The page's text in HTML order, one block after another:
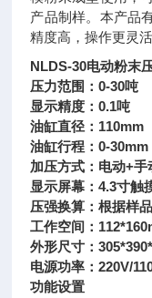
产品制样。本产品
精度高，操作更灵
NLDS-30电动粉末
压力范围：0-30吨
显示精度：0.1吨
油缸直径：110mm
油缸行程：0-30mm
加压方式：电动+手
显示屏幕：4.3寸触
压强换算：根据样
工作空间：
外形尺寸：
电源功率：220V/
功能设置